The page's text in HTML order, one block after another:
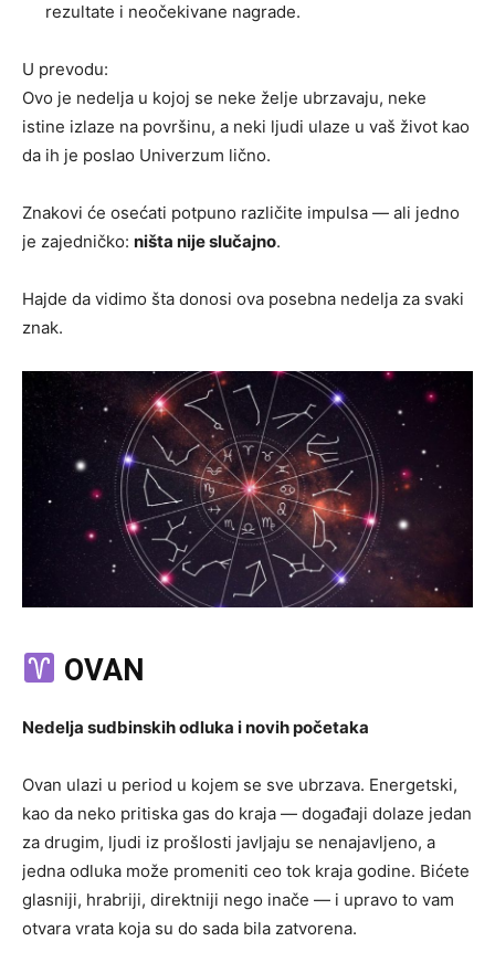
rezultate i neočekivane nagrade.
U prevodu:
Ovo je nedelja u kojoj se neke želje ubrzavaju, neke
istine izlaze na površinu, a neki ljudi ulaze u vaš život kao
da ih je poslao Univerzum lično.
Znakovi će osećati potpuno različite impulsa — ali jedno
je zajedničko: ništa nije slučajno.
Hajde da vidimo šta donosi ova posebna nedelja za svaki
znak.
OVAN
Nedelja sudbinskih odluka i novih početaka
Ovan ulazi u period u kojem se sve ubrzava. Energetski,
kao da neko pritiska gas do kraja — događaji dolaze jedan
za drugim, ljudi iz prošlosti javljaju se nenajavljeno, a
jedna odluka može promeniti ceo tok kraja godine. Bićete
glasniji, hrabriji, direktniji nego inače — i upravo to vam
otvara vrata koja su do sada bila zatvorena.